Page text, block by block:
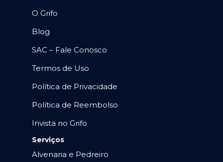
O Grifo
Blog
SAC – Fale Conosco
Termos de Uso
Política de Privacidade
Política de Reembolso
Invista no Grifo
Serviços
Alvenaria e Pedreiro